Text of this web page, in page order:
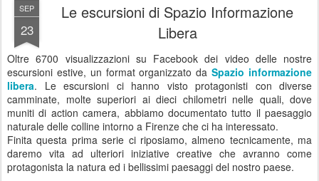
SEP
23
Le escursioni di Spazio Informazione
Libera
Oltre 6700 visualizzazioni su Facebook dei video delle nostre
escursioni estive, un format organizzato daSpazio informazione
libera. Le escursioni ci hanno visto protagonisti con diverse
camminate, molte superiori ai dieci chilometri nelle quali, dove
muniti di action camera, abbiamo documentato tutto il paesaggio
naturale delle colline intorno a Firenze che ci ha interessato.
Finita questa prima serie ci riposiamo, almeno tecnicamente, ma
daremo vita ad ulteriori iniziative creative che avranno come
protagonista la natura ed i bellissimi paesaggi del nostro paese.